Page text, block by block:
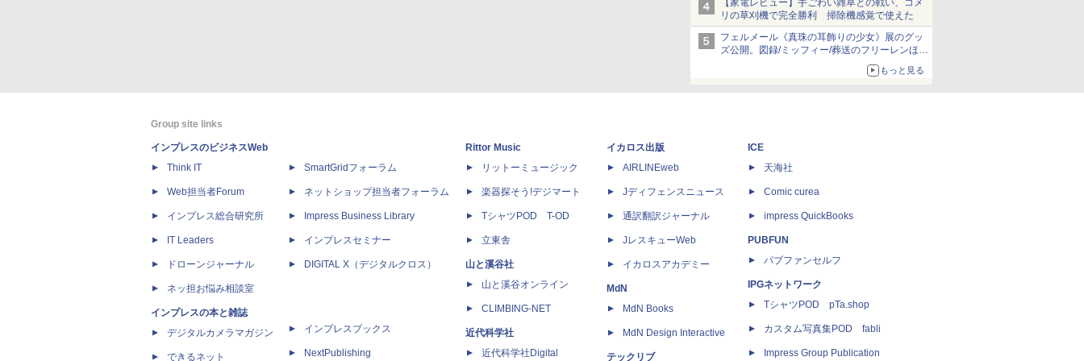
【家電レビュー】手ごわい雑草との戦い、コメ
リの草刈機で完全勝利 掃除機感覚で使えた
フェルメール《真珠の耳飾りの少女》展のグッ
ズ公開。図録/ミッフィー/葬送のフリーレンほ
もっと見る
Group site links
インプレスのビジネスWeb
Think IT
Web担当者Forum
インプレス総合研究所
IT Leaders
ドローンジャーナル
ネッ担お悩み相談室
インプレスの本と雑誌
デジタルカメラマガジン
できるネット
SmartGridフォーラム
ネットショップ担当者フォーラム
Impress Business Library
インプレスセミナー
DIGITAL X（デジタルクロス）
インプレスブックス
NextPublishing
Rittor Music
リットーミュージック
楽器探そう!デジマート
TシャツPOD T-OD
立東舎
山と溪谷社
山と溪谷オンライン
CLIMBING-NET
近代科学社
近代科学社Digital
イカロス出版
AIRLINEweb
Jディフェンスニュース
通訳翻訳ジャーナル
JレスキューWeb
イカロスアカデミー
MdN
MdN Books
MdN Design Interactive
テックリブ
ICE
天海社
Comic curea
impress QuickBooks
PUBFUN
パブファンセルフ
IPGネットワーク
TシャツPOD pTa.shop
カスタム写真集POD fabli
Impress Group Publication